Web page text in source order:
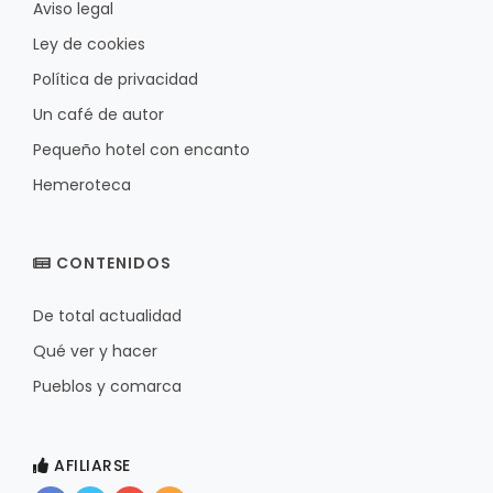
Aviso legal
Ley de cookies
Política de privacidad
Un café de autor
Pequeño hotel con encanto
Hemeroteca
CONTENIDOS
De total actualidad
Qué ver y hacer
Pueblos y comarca
AFILIARSE